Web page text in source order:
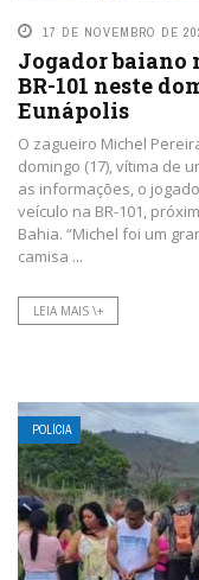
17 DE NOVEMBRO DE
Jogador baiano
BR-101 neste
Eunápolis
O zagueiro Michel
domingo (17), vítima de
as informações, o
veículo na BR-101,
Bahia. “Michel foi um
camisa ...
LEIA MAIS \+
POLÍCIA